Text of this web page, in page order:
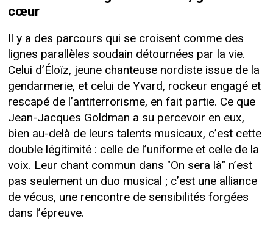
cœur
Il y a des parcours qui se croisent comme des
lignes parallèles soudain détournées par la vie.
Celui d’Éloïz, jeune chanteuse nordiste issue de la
gendarmerie, et celui de Yvard, rockeur engagé et
rescapé de l’antiterrorisme, en fait partie. Ce que
Jean-Jacques Goldman a su percevoir en eux,
bien au-delà de leurs talents musicaux, c’est cette
double légitimité : celle de l’uniforme et celle de la
voix. Leur chant commun dans "On sera là" n’est
pas seulement un duo musical ; c’est une alliance
de vécus, une rencontre de sensibilités forgées
dans l’épreuve.